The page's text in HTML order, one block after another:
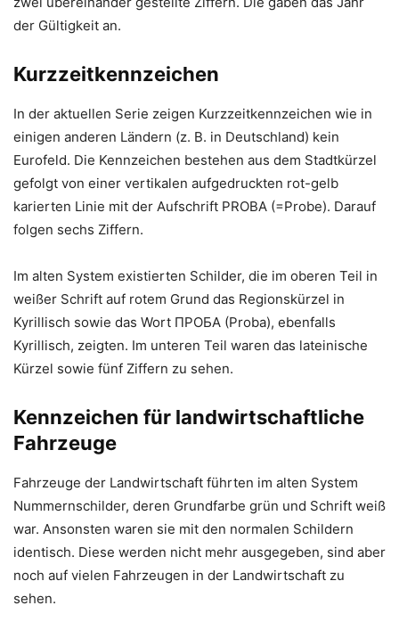
der Gültigkeit an.
Kurzzeitkennzeichen
In der aktuellen Serie zeigen Kurzzeitkennzeichen wie in
einigen anderen Ländern (z. B. in Deutschland) kein
Eurofeld. Die Kennzeichen bestehen aus dem Stadtkürzel
gefolgt von einer vertikalen aufgedruckten rot-gelb
karierten Linie mit der Aufschrift PROBA (=Probe). Darauf
folgen sechs Ziffern.
Im alten System existierten Schilder, die im oberen Teil in
weißer Schrift auf rotem Grund das Regionskürzel in
Kyrillisch sowie das Wort ПРОБА (Proba), ebenfalls
Kyrillisch, zeigten. Im unteren Teil waren das lateinische
Kürzel sowie fünf Ziffern zu sehen.
Kennzeichen für landwirtschaftliche
Fahrzeuge
Fahrzeuge der Landwirtschaft führten im alten System
Nummernschilder, deren Grundfarbe grün und Schrift weiß
war. Ansonsten waren sie mit den normalen Schildern
identisch. Diese werden nicht mehr ausgegeben, sind aber
noch auf vielen Fahrzeugen in der Landwirtschaft zu
sehen.